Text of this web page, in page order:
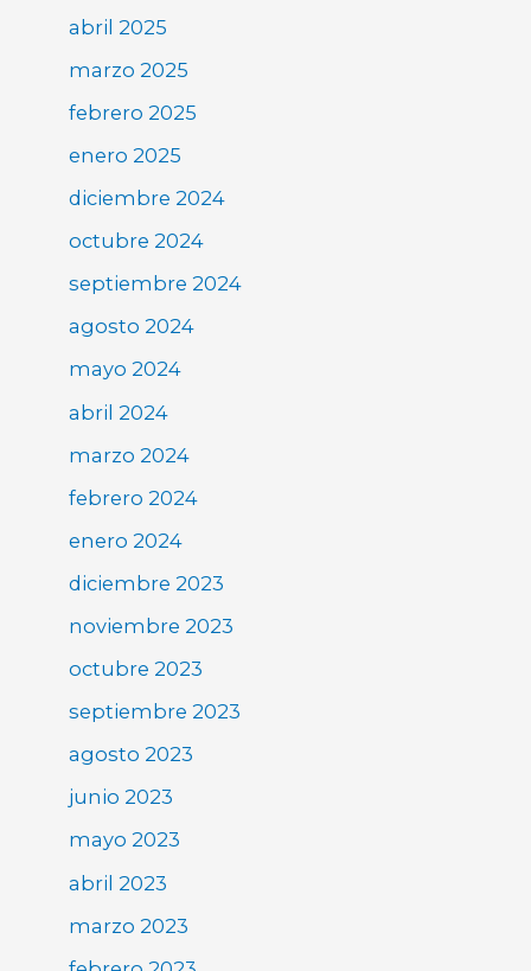
abril 2025
marzo 2025
febrero 2025
enero 2025
diciembre 2024
octubre 2024
septiembre 2024
agosto 2024
mayo 2024
abril 2024
marzo 2024
febrero 2024
enero 2024
diciembre 2023
noviembre 2023
octubre 2023
septiembre 2023
agosto 2023
junio 2023
mayo 2023
abril 2023
marzo 2023